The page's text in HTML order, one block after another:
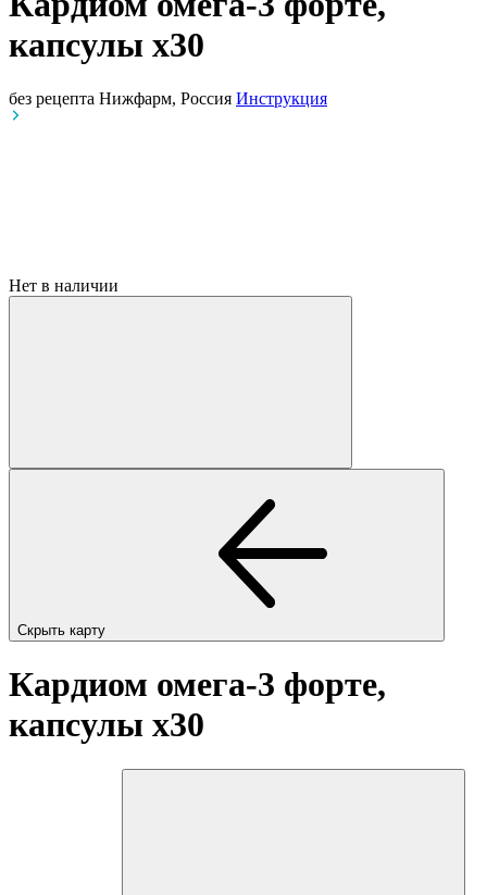
капсулы x30
без рецепта Нижфарм, Россия Инструкция
Нет в наличии
Скрыть карту
Кардиом омега-3 форте,
капсулы x30